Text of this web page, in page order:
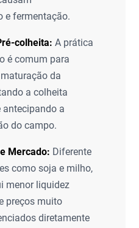
e fermentação.
colheita: A prática
é comum para
da
a colheita
antecipando a
do campo.
Mercado: Diferente
como soja e milho,
menor liquidez
preços muito
diretamente